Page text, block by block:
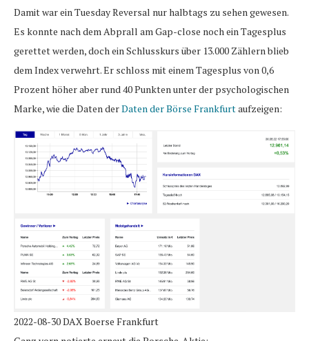
Damit war ein Tuesday Reversal nur halbtags zu sehen gewesen.
Es konnte nach dem Abprall am Gap-close noch ein Tagesplus
gerettet werden, doch ein Schlusskurs über 13.000 Zählern blieb
dem Index verwehrt. Er schloss mit einem Tagesplus von 0,6
Prozent höher aber rund 40 Punkten unter der psychologischen
Marke, wie die Daten derDaten der Börse Frankfurtaufzeigen:
2022-08-30 DAX Boerse Frankfurt